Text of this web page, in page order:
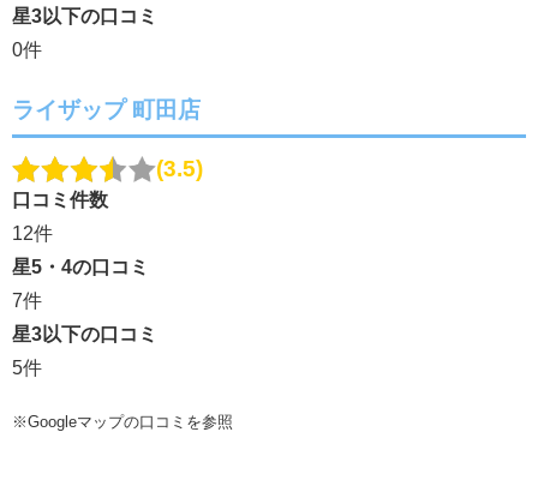
星3以下の口コミ
0件
ライザップ 町田店
3.5
口コミ件数
12件
星5・4の口コミ
7件
星3以下の口コミ
5件
※Googleマップの口コミを参照